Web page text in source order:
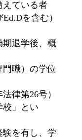
えている者
を含む）
退学後、概
職）の学位
第26号）
校」とい
有し、学